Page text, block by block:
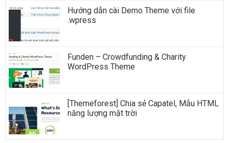
Hướng dẫn cài Demo Theme với file
.wpress
Funden – Crowdfunding & Charity
WordPress Theme
[Themeforest] Chia sẻ Capatel, Mẫu HTML
năng lượng mặt trời